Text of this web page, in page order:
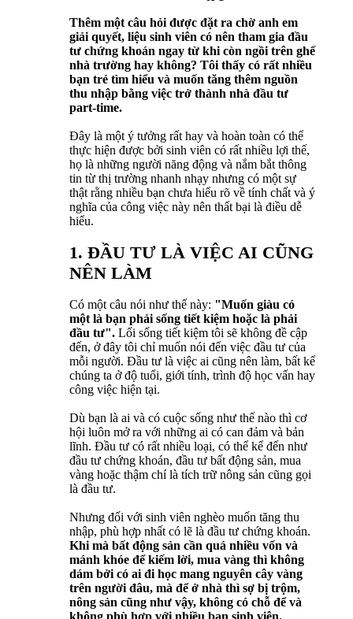
Thêm một câu hỏi được đặt ra chờ anh em
giải quyết, liệu sinh viên có nên tham gia đầu
tư chứng khoán ngay từ khi còn ngồi trên ghế
nhà trường hay không? Tôi thấy có rất nhiều
bạn trẻ tìm hiểu và muốn tăng thêm nguồn
thu nhập bằng việc trở thành nhà đầu tư
part-time.
Đây là một ý tưởng rất hay và hoàn toàn có thể
thực hiện được bởi sinh viên có rất nhiều lợi thế,
họ là những người năng động và nắm bắt thông
tin từ thị trường nhanh nhạy nhưng có một sự
thật rằng nhiều bạn chưa hiểu rõ về tính chất và ý
nghĩa của công việc này nên thất bại là điều dễ
hiểu.
1. ĐẦU TƯ LÀ VIỆC AI CŨNG
NÊN LÀM
Có một câu nói như thế này: "Muốn giàu có
một là bạn phải sống tiết kiệm hoặc là phải
đầu tư". Lối sống tiết kiệm tôi sẽ không đề cập
đến, ở đây tôi chỉ muốn nói đến việc đầu tư của
mỗi người. Đầu tư là việc ai cũng nên làm, bất kể
chúng ta ở độ tuổi, giới tính, trình độ học vấn hay
công việc hiện tại.
Dù bạn là ai và có cuộc sống như thế nào thì cơ
hội luôn mở ra với những ai có can đảm và bản
lĩnh. Đầu tư có rất nhiều loại, có thể kể đến như
đầu tư chứng khoán, đầu tư bất động sản, mua
vàng hoặc thậm chí là tích trữ nông sản cũng gọi
là đầu tư.
Nhưng đối với sinh viên nghèo muốn tăng thu
nhập, phù hợp nhất có lẽ là đầu tư chứng khoán.
Khi mà bất động sản cần quá nhiều vốn và
mánh khóe để kiếm lời, mua vàng thì không
dám bởi có ai đi học mang nguyên cây vàng
trên người đâu, mà để ở nhà thì sợ bị trộm,
nông sản cũng như vậy, không có chỗ để và